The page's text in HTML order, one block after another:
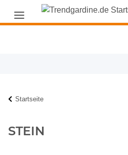
Startseite
STEIN